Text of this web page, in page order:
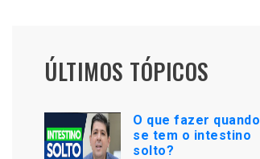
ÚLTIMOS TÓPICOS
O que fazer quando
se tem o intestino
solto?